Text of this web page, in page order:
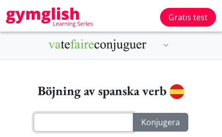
Gratis test
Böjning av spanska verb